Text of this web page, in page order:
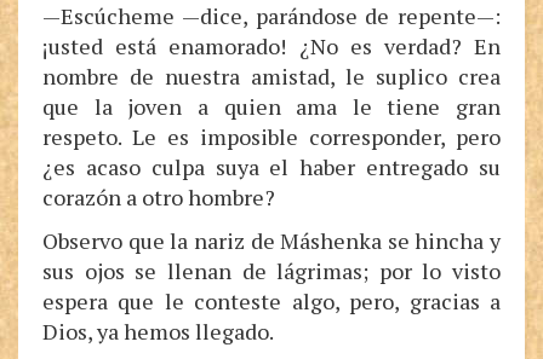
—Escúcheme —dice, parándose de repente—:
¡usted está enamorado! ¿No es verdad? En
nombre de nuestra amistad, le suplico crea
que la joven a quien ama le tiene gran
respeto. Le es imposible corresponder, pero
¿es acaso culpa suya el haber entregado su
corazón a otro hombre?
Observo que la nariz de Máshenka se hincha y
sus ojos se llenan de lágrimas; por lo visto
espera que le conteste algo, pero, gracias a
Dios, ya hemos llegado.